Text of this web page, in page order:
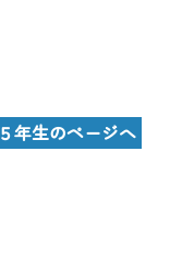
年生のページへ